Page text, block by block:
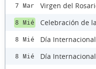
7 Mar Virgen del
8 Mié Celebración de
8 Mié Día
8 Mié Día